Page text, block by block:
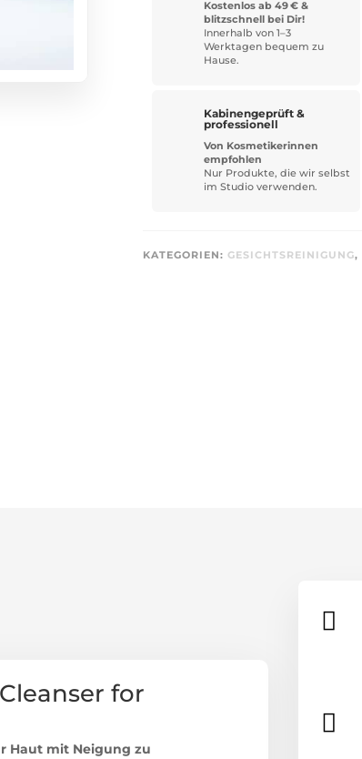
Kostenlos ab 49 € &
blitzschnell bei Dir!
Innerhalb von 1–3
Werktagen bequem zu
Hause.
Kabinengeprüft &
professionell
Von Kosmetikerinnen
empfohlen
Nur Produkte, die wir selbst
im Studio verwenden.
KATEGORIEN: GESICHTSREINIGUNG,
for
Haut mit Neigung zu

